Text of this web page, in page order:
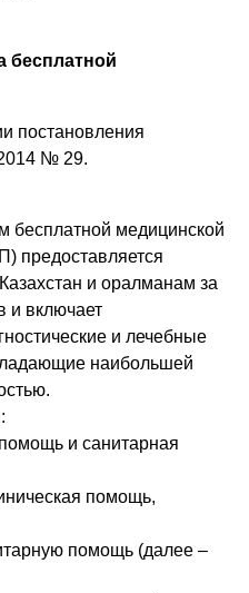
бесплатной
постановления
№ 29.
бесплатной медицинской
предоставляется
и оралманам за
и включает
и лечебные
наибольшей
и санитарная
помощь,
помощь (далее –